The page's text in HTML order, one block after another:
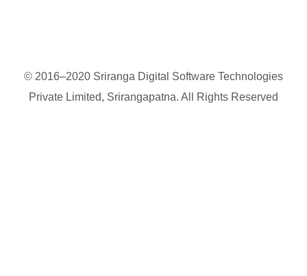
© 2016–2020 Sriranga Digital Software Technologies
Private Limited, Srirangapatna. All Rights Reserved